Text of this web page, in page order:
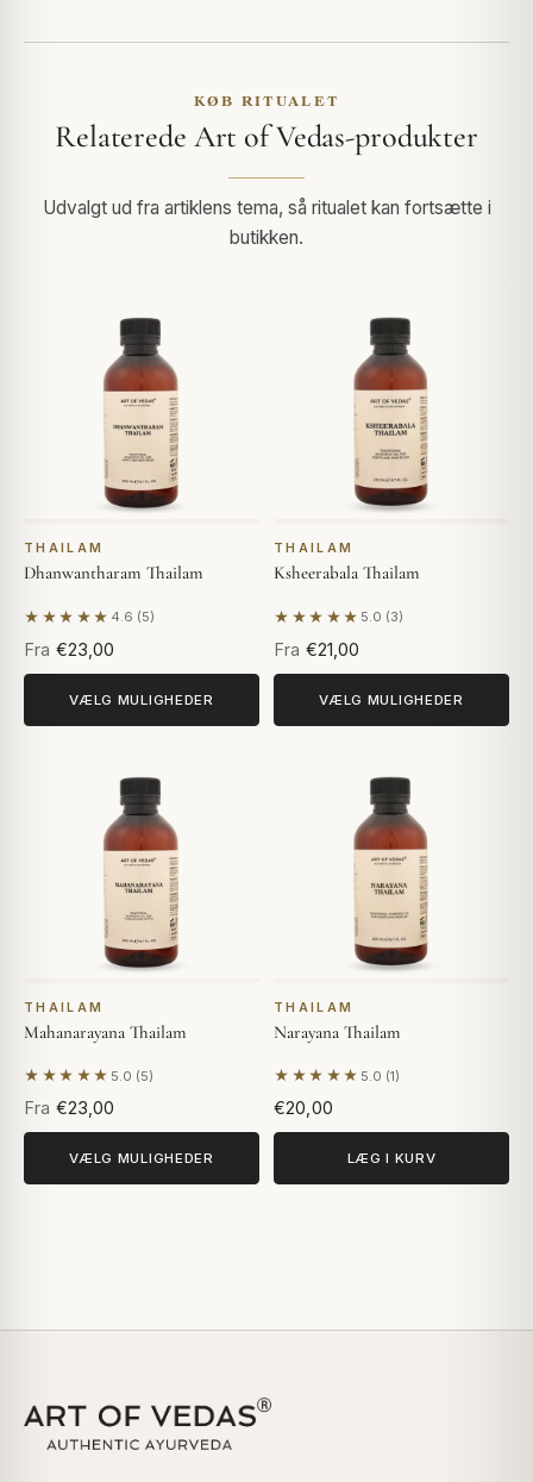
KØB RITUALET
Relaterede Art of Vedas-produkter
Udvalgt ud fra artiklens tema, så ritualet kan fortsætte i
butikken.
THAILAM
Dhanwantharam Thailam
★★★★★ 4.6 (5)
Baseret på 5 anmeldelser
Fra €23,00
VÆLG MULIGHEDER
THAILAM
Ksheerabala Thailam
★★★★★ 5.0 (3)
Baseret på 3 anmeldelser
Fra €21,00
VÆLG MULIGHEDER
THAILAM
Mahanarayana Thailam
★★★★★ 5.0 (5)
Baseret på 5 anmeldelser
Fra €23,00
VÆLG MULIGHEDER
THAILAM
Narayana Thailam
★★★★★ 5.0 (1)
Baseret på 1 anmeldelse
€20,00
LÆG I KURV